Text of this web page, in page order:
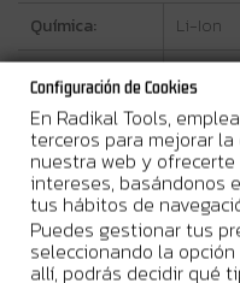
Química:
Li-Ion
nominal:
20V Max
Capacidad:
4,0Ah
Peso aprox.:
0,65-
Dimensiones:
116 x
Configuración de Cookies
En Radikal Tools,
terceros para mejorar
nuestra web y
intereses, basándonos
tus hábitos de
Puedes gestionar tus
seleccionando la
allí, podrás decidir qué